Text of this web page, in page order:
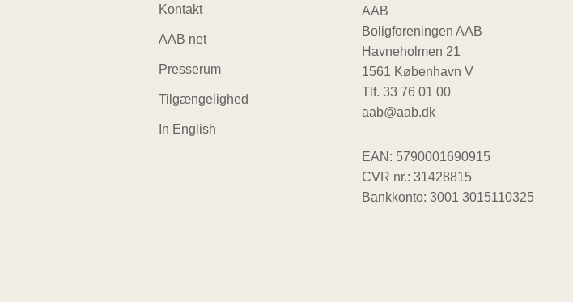
Footer
navigation
Kontakt
AAB net
Presserum
Tilgængelighed
In English
AAB
Boligforeningen AAB
Havneholmen 21
1561 København V
Tlf. 33 76 01 00
aab@aab.dk
EAN: 5790001690915
CVR nr.: 31428815
Bankkonto: 3001 3015110325